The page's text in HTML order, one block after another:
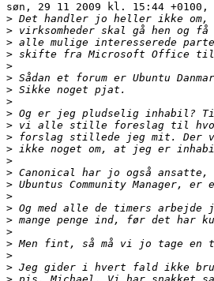
søn, 29 11 2009 kl. 15:44
>
>
>
>
>
>
>
>
>
>
>
>
>
>
>
>
>
>
>
>
>
>